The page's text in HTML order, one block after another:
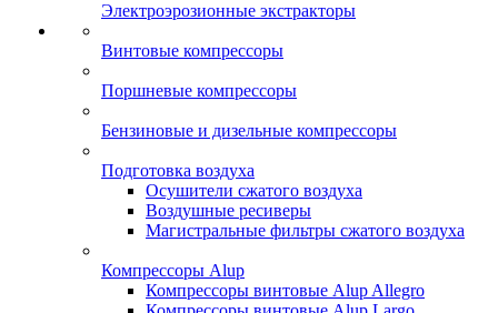
Электроэрозионные экстракторы
Винтовые компрессоры
Поршневые компрессоры
Бензиновые и дизельные компрессоры
Подготовка воздуха
Осушители сжатого воздуха
Воздушные ресиверы
Магистральные фильтры сжатого воздуха
Компрессоры Alup
Компрессоры винтовые Alup Allegro